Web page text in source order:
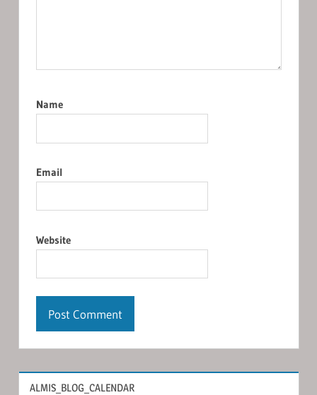
Name
Email
Website
ALMIS_BLOG_CALENDAR